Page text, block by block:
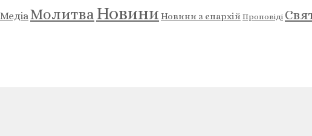
МедіаМолитваНовини Новини з єпархій Проповіді